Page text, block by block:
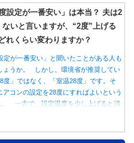
設定が一番安い」は本当？ 夫は2
いと言いますが、“2度”上げる
れくらい変わりますか？
定が一番安い」と聞いたことがある人も
ょうか。 しかし、環境省が推奨してい
度」ではなく、「室温28度」です。そ
アコンの設定を28度にすればよいという
。 一方で、設定温度を少し上げると消